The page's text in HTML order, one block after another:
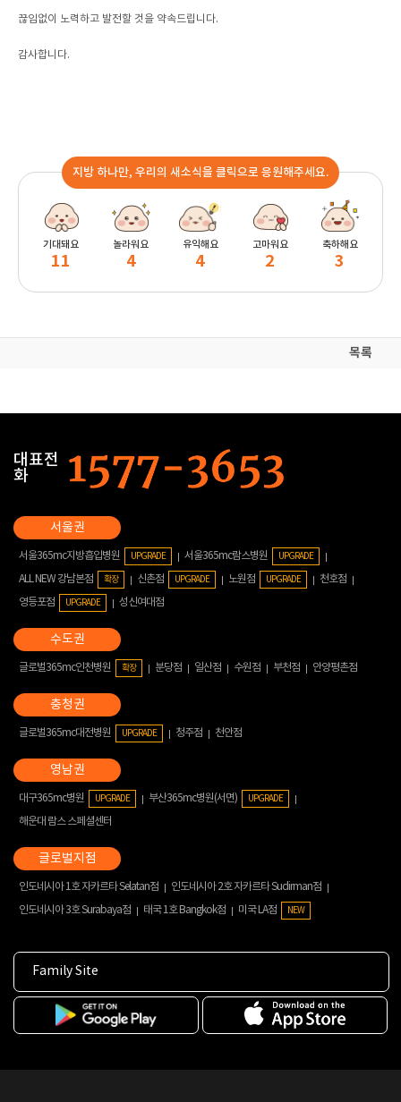
끊임없이 노력하고 발전할 것을 약속드립니다.
감사합니다.
지방 하나만, 우리의 새소식을 클릭으로 응원해주세요.
기대돼요
11
놀라워요
4
유익해요
4
고마워요
2
축하해요
3
목록
대표전
화
서울365mc지방흡입병원 UPGRADE 서울365mc람스병원 UPGRADE
ALL NEW 강남본점 확장 신촌점 UPGRADE 노원점 UPGRADE
천호점
영등포점
UPGRADE 성신여대점
글로벌365mc인천병원 확장 분당점 일산점 수원점 부천점 안양평촌점
글로벌365mc대전병원 UPGRADE 청주점 천안점
대구365mc병원 UPGRADE 부산365mc병원(서면) UPGRADE
해운대 람스 스페셜센터
인도네시아 1호 자카르타 Selatan점
인도네시아 2호 자카르타 Sudirman점
인도네시아 3호 Surabaya점
태국 1호 Bangkok점 미국 LA점 NEW
Family Site